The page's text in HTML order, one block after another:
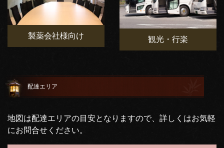
製薬会社様向け 観光・行楽
配達エリア
地図は配達エリアの目安となりますので、詳しくはお気軽
にお問合せください。